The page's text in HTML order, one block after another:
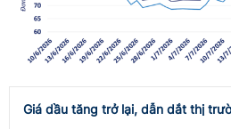
Giá dầu tăng trở lại, dẫn dắt thị